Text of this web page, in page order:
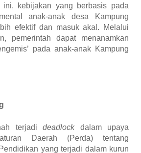
kebijakan yang berbasis pada
anak-anak desa Kampung
efektif dan masuk akal. Melalui
pemerintah dapat menanamkan
pada anak-anak Kampung
terjadi deadlock dalam upaya
Daerah (Perda) tentang
yang terjadi dalam kurun